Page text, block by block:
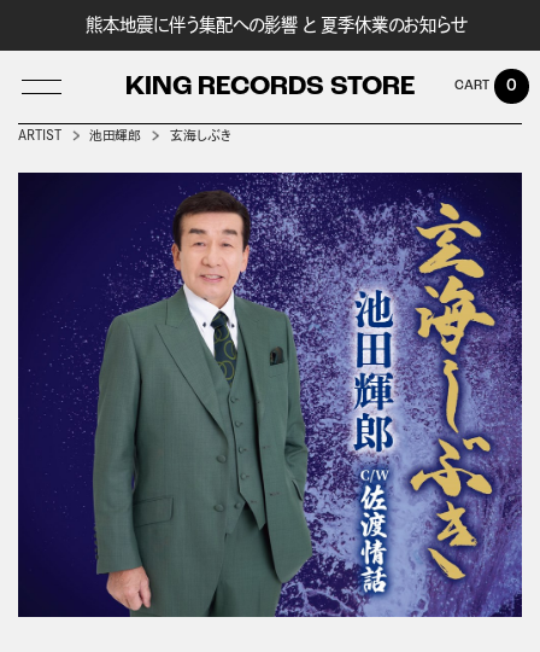
熊本地震に伴う集配への影響 と 夏季休業のお知らせ
KING RECORDS STORE 0
ARTIST 池田輝郎 玄海しぶき